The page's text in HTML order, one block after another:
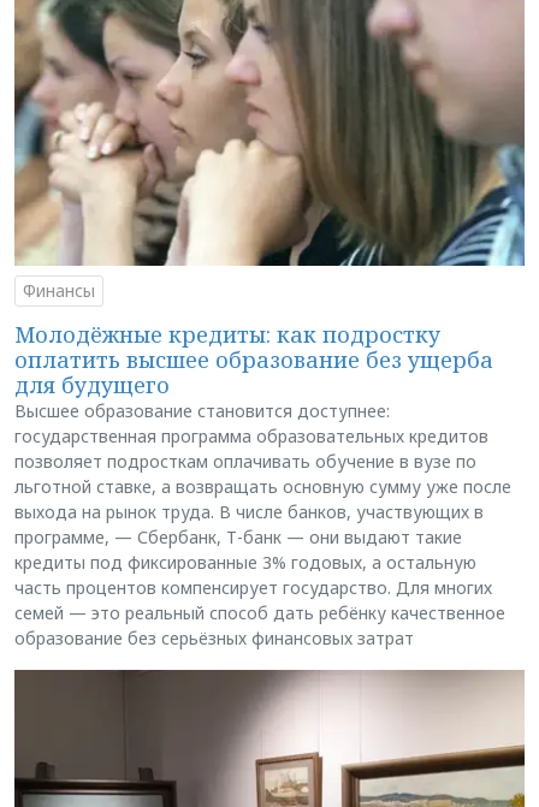
Финансы
Молодёжные кредиты: как подростку
оплатить высшее образование без ущерба
для будущего
Высшее образование становится доступнее:
государственная программа образовательных кредитов
позволяет подросткам оплачивать обучение в вузе по
льготной ставке, а возвращать основную сумму уже после
выхода на рынок труда. В числе банков, участвующих в
программе, — Сбербанк, Т-банк — они выдают такие
кредиты под фиксированные 3% годовых, а остальную
часть процентов компенсирует государство. Для многих
семей — это реальный способ дать ребёнку качественное
образование без серьёзных финансовых затрат